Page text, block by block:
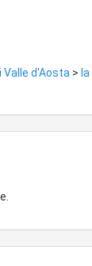
Valle d'Aosta > la